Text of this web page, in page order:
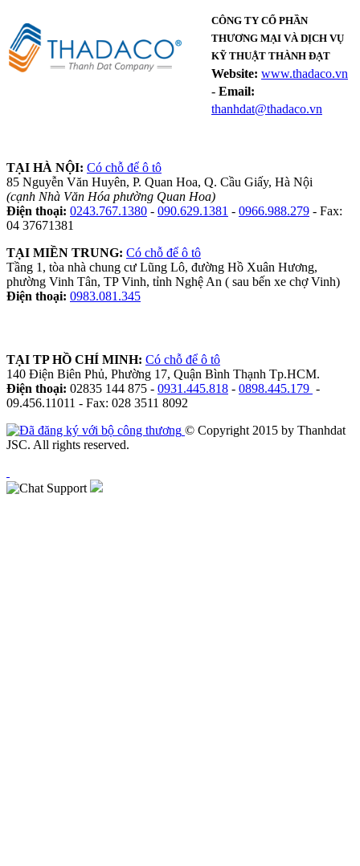
CÔNG TY CỔ PHẦN
THƯƠNG MẠI VÀ DỊCH VỤ
KỸ THUẬT THÀNH ĐẠT
Website: www.thadaco.vn
- Email:
thanhdat@thadaco.vn
TẠI HÀ NỘI: Có chỗ để ô tô
85 Nguyễn Văn Huyên, P. Quan Hoa, Q. Cầu Giấy, Hà Nội
(cạnh Nhà Văn Hóa phường Quan Hoa)
Điện thoại: 0243.767.1380 - 090.629.1381 - 0966.988.279 - Fax:
04 37671381
TẠI MIỀN TRUNG: Có chỗ để ô tô
Tầng 1, tòa nhà chung cư Lũng Lô, đường Hồ Xuân Hương,
phường Vinh Tân, TP Vinh, tỉnh Nghệ An ( sau bến xe chợ Vinh)
Điện thoại: 0983.081.345
TẠI TP HỒ CHÍ MINH: Có chỗ để ô tô
140 Điện Biên Phủ, Phường 17, Quận Bình Thạnh Tp.HCM.
Điện thoại: 02835 144 875 - 0931.445.818 - 0898.445.179 -
09.456.11011 - Fax: 028 3511 8092
© Copyright 2015 by Thanhdat
JSC. All rights reserved.